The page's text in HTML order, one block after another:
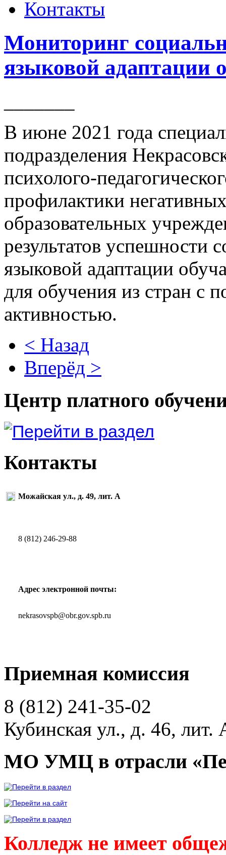
Контакты
Мониторинг
языковой
В июне 2021 года
подразделения
психолого-
профилактики
образовательных
результатов успешности
языковой адаптации
для обучения из стран с
активностью.
< Назад
Вперёд >
Центр платного
Контакты
Можайская ул., д. 49, лит. А
8 (812) 246-29-88
Адрес электронной почты:
nekrasovspb@obr.gov.spb.ru
Приемная комиссия
8 (812) 241-35-02
Кубинская ул., д. 46, лит.
МО УМЦ в отрасли
Колледж не имеет